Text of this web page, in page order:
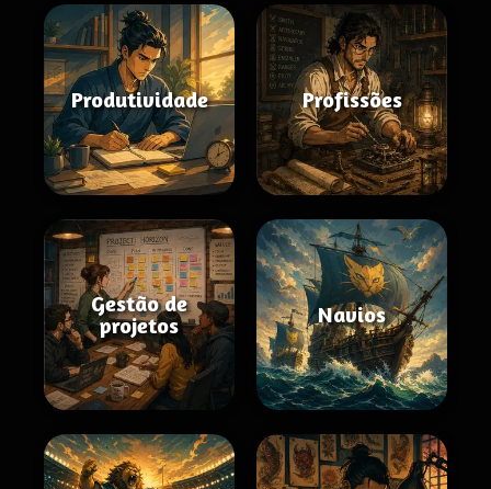
Produtividade Profissões
Gestão de
projetos
Navios